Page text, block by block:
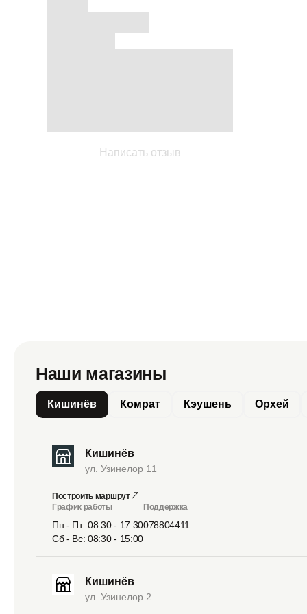
Написать отзыв
Наши магазины
Кишинёв Комрат Кэушень Орхей
Кишинёв
ул. Узинелор 11
Построить маршрут
График работы
Пн - Пт: 08:30 - 17:30
Сб - Вс: 08:30 - 15:00
Поддержка
078804411
Кишинёв
ул. Узинелор 2